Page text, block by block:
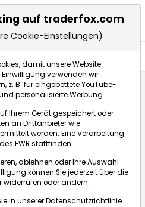
auf traderfox.com
Cookie-Einstellungen)
damit unsere Website
verwenden wir
z. B. für eingebettete YouTube-
personalisierte Werbung.
Ihrem Gerät gespeichert oder
an Drittanbieter wie
werden. Eine Verarbeitung
EWR stattfinden.
ablehnen oder Ihre Auswahl
können Sie jederzeit über die
widerrufen oder ändern.
in unsererDatenschutzrichtlinie.